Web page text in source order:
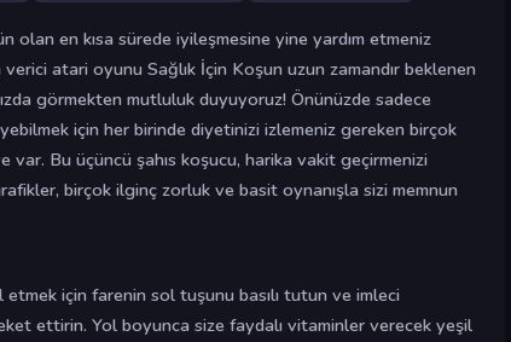
olan en kısa sürede iyileşmesine yine yardım etmeniz
atari oyunu Sağlık İçin Koşun uzun zamandır beklenen
görmekten mutluluk duyuyoruz! Önünüzde sadece
için her birinde diyetinizi izlemeniz gereken birçok
var. Bu üçüncü şahıs koşucu, harika vakit geçirmenizi
birçok ilginç zorluk ve basit oynanışla sizi memnun
için farenin sol tuşunu basılı tutun ve imleci
ettirin. Yol boyunca size faydalı vitaminler verecek yeşil